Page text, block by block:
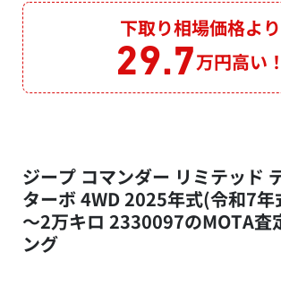
下取り相場価格より
29.7万円高い！
ジープ コマンダー リミテッド
ターボ 4WD 2025年式(令和7年
～2万キロ 2330097のMOTA査
ング